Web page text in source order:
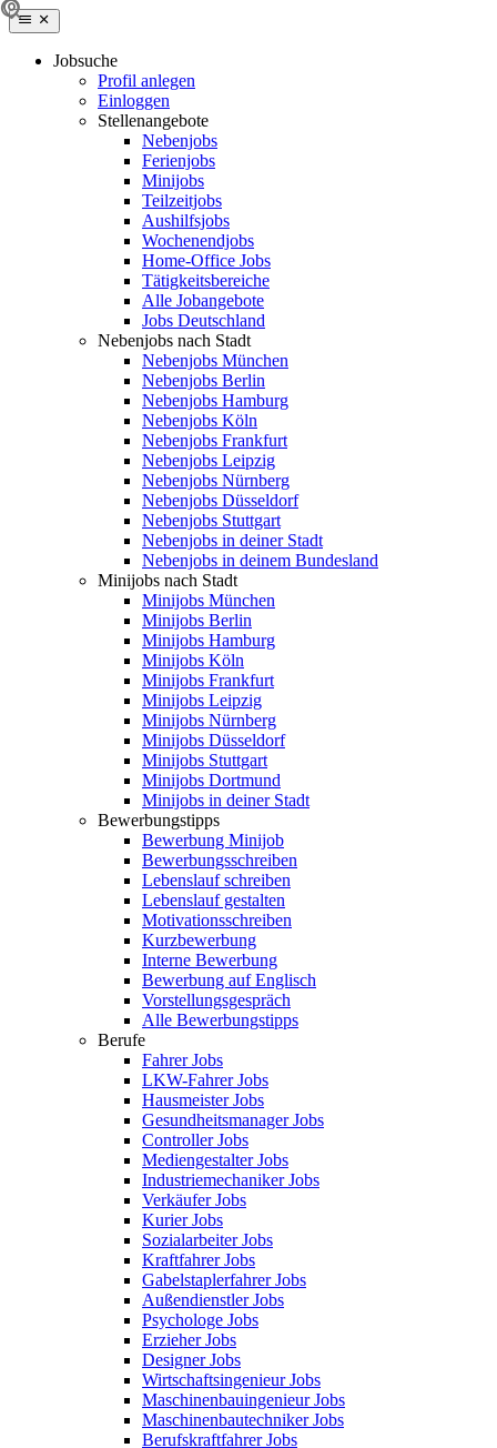
Jobsuche
Profil anlegen
Einloggen
Stellenangebote
Nebenjobs
Ferienjobs
Minijobs
Teilzeitjobs
Aushilfsjobs
Wochenendjobs
Home-Office Jobs
Tätigkeitsbereiche
Alle Jobangebote
Jobs Deutschland
Nebenjobs nach Stadt
Nebenjobs München
Nebenjobs Berlin
Nebenjobs Hamburg
Nebenjobs Köln
Nebenjobs Frankfurt
Nebenjobs Leipzig
Nebenjobs Nürnberg
Nebenjobs Düsseldorf
Nebenjobs Stuttgart
Nebenjobs in deiner Stadt
Nebenjobs in deinem Bundesland
Minijobs nach Stadt
Minijobs München
Minijobs Berlin
Minijobs Hamburg
Minijobs Köln
Minijobs Frankfurt
Minijobs Leipzig
Minijobs Nürnberg
Minijobs Düsseldorf
Minijobs Stuttgart
Minijobs Dortmund
Minijobs in deiner Stadt
Bewerbungstipps
Bewerbung Minijob
Bewerbungsschreiben
Lebenslauf schreiben
Lebenslauf gestalten
Motivationsschreiben
Kurzbewerbung
Interne Bewerbung
Bewerbung auf Englisch
Vorstellungsgespräch
Alle Bewerbungstipps
Berufe
Fahrer Jobs
LKW-Fahrer Jobs
Hausmeister Jobs
Gesundheitsmanager Jobs
Controller Jobs
Mediengestalter Jobs
Industriemechaniker Jobs
Verkäufer Jobs
Kurier Jobs
Sozialarbeiter Jobs
Kraftfahrer Jobs
Gabelstaplerfahrer Jobs
Außendienstler Jobs
Psychologe Jobs
Erzieher Jobs
Designer Jobs
Wirtschaftsingenieur Jobs
Maschinenbauingenieur Jobs
Maschinenbautechniker Jobs
Berufskraftfahrer Jobs